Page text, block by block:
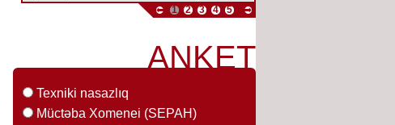
1 2 3 4 5
ANKET
Texniki nasazlıq
Müctəba Xomenei (SEPAH)